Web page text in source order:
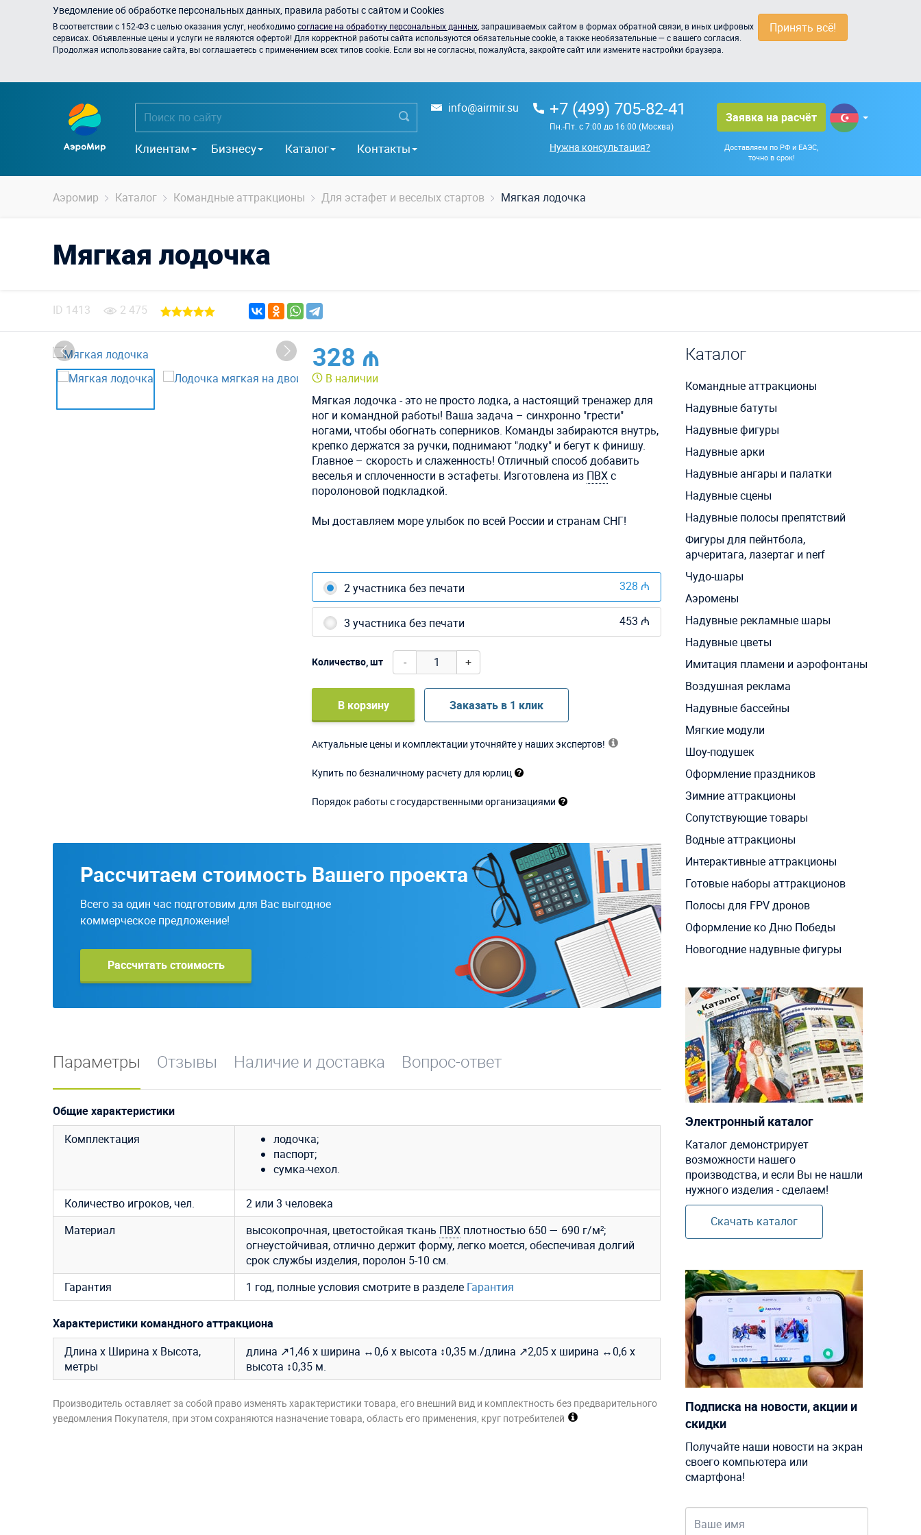
Принять всё!
Уведомление об обработке персональных данных, правила работы с сайтом и Cookies
В соответствии с 152-ФЗ с целью оказания услуг, необходимосогласие на обработку персональных данных , запрашиваемых сайтом в формах обратной связи, в иных цифровых
сервисах. Объявленные цены и услуги не являются офертой! Для корректной работы сайта используются обязательные cookie, а также необязательные — с вашего согласия.
Продолжая использование сайта, вы соглашаетесь с применением всех типов cookie. Если вы не согласны, пожалуйста, закройте сайт или измените настройки браузера.
Клиентам Бизнесу Каталог Контакты
info@airmir.su +7 (499) 705-82-41
Пн.-Пт. с 7:00 до 16:00 (Москва)
Нужна консультация?
Заявка на расчёт
Доставляем по РФ и ЕАЭС,
точно в срок!
Аэромир Каталог Командные аттракционы Для эстафет и веселых стартов Мягкая лодочка
Мягкая лодочка
ID 1413 2 475
328 ₼
В наличии
Мягкая лодочка - это не просто лодка, а настоящий тренажер для
ног и командной работы! Ваша задача – синхронно "грести"
ногами, чтобы обогнать соперников. Команды забираются внутрь,
крепко держатся за ручки, поднимают "лодку" и бегут к финишу.
Главное – скорость и слаженность! Отличный способ добавить
веселья и сплоченности в эстафеты. Изготовлена из ПВХс
поролоновой подкладкой.
Мы доставляем море улыбок по всей России и странам СНГ!
2 участника без печати 328 ₼
3 участника без печати 453 ₼
Количество, шт - +
В корзину Заказать в 1 клик
Актуальные цены и комплектации уточняйте у наших экспертов!
Купить по безналичному расчету для юрлиц
Порядок работы с государственными организациями
Рассчитаем стоимость Вашего проекта
Всего за один час подготовим для Вас выгодное
коммерческое предложение!
Рассчитать стоимость
Параметры Отзывы Наличие и доставка Вопрос-ответ
Общие характеристики
Комплектация
лодочка;
паспорт;
сумка-чехол.
Количество игроков, чел.
2 или 3 человека
Материал
высокопрочная, цветостойкая ткань ПВХ плотностью 650 — 690 г/м²;
огнеустойчивая, отлично держит форму, легко моется, обеспечивая долгий
срок службы изделия, поролон 5-10 см.
Гарантия
1 год, полные условия смотрите в разделе Гарантия
Характеристики командного аттракциона
Длина х Ширина х Высота,
метры
длина ↗1,46 х ширина ↔0,6 х высота ↕0,35 м./длина ↗2,05 х ширина ↔0,6 х
высота ↕0,35 м.
Производитель оставляет за собой право изменять характеристики товара, его внешний вид и комплектность без предварительного
уведомления Покупателя, при этом сохраняются назначение товара, область его применения, круг потребителей
Каталог
Командные аттракционы
Надувные батуты
Надувные фигуры
Надувные арки
Надувные ангары и палатки
Надувные сцены
Надувные полосы препятствий
Фигуры для пейнтбола,
арчеритага, лазертаг и nerf
Чудо-шары
Аэромены
Надувные рекламные шары
Надувные цветы
Имитация пламени и аэрофонтаны
Воздушная реклама
Надувные бассейны
Мягкие модули
Шоу-подушек
Оформление праздников
Зимние аттракционы
Сопутствующие товары
Водные аттракционы
Интерактивные аттракционы
Готовые наборы аттракционов
Полосы для FPV дронов
Оформление ко Дню Победы
Новогодние надувные фигуры
Электронный каталог
Каталог демонстрирует
возможности нашего
производства, и если Вы не нашли
нужного изделия - сделаем!
Скачать каталог
Подписка на новости, акции и
скидки
Получайте наши новости на экран
своего компьютера или
смартфона!